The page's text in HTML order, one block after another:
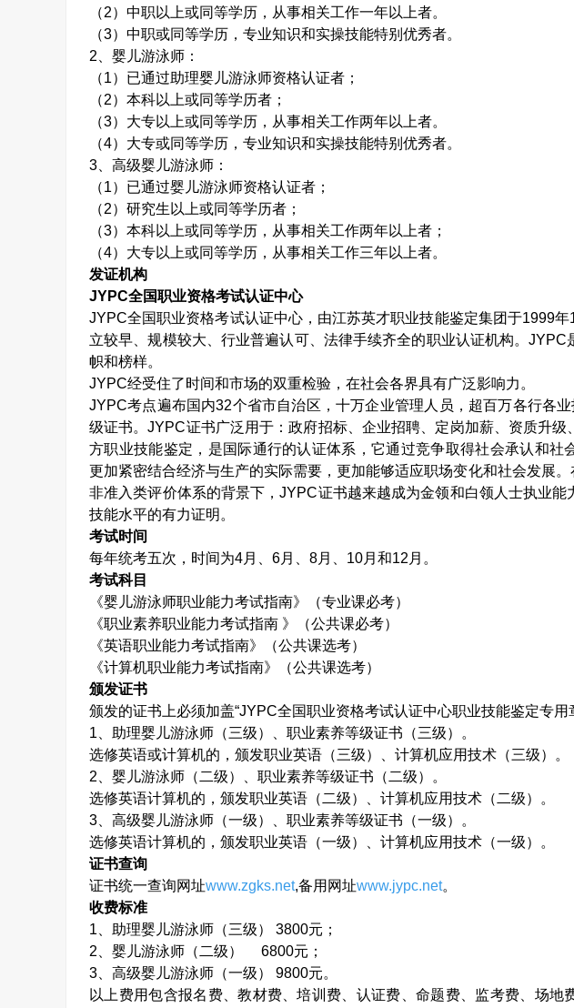
（2）中职以上或同等学历，从事相关工作一年以上者。
（3）中职或同等学历，专业知识和实操技能特别优秀者。
2 、婴儿游泳师：
（1）已通过助理婴儿游泳师资格认证者；
（2）本科以上或同等学历者；
（3）大专以上或同等学历，从事相关工作两年以上者。
（4）大专或同等学历，专业知识和实操技能特别优秀者。
3 、高级婴儿游泳师：
（1）已通过婴儿游泳师资格认证者；
（2）研究生以上或同等学历者；
（3）本科以上或同等学历，从事相关工作两年以上者；
（4）大专以上或同等学历，从事相关工作三年以上者。
发证机构
JYPC全国职业资格考试认证中心
JYPC全国职业资格考试认证中心，由江苏英才职业技能鉴定集团于1999年
立较早、规模较大、行业普遍认可、法律手续齐全的职业认证机构。JYPC
帜和榜样。
JYPC经受住了时间和市场的双重检验，在社会各界具有广泛影响力。
JYPC考点遍布国内32个省市自治区，十万企业管理人员，超百万各行各
级证书。JYPC证书广泛用于：政府招标、企业招聘、定岗加薪、资质升
方职业技能鉴定，是国际通行的认证体系，它通过竞争取得社会承认和社
更加紧密结合经济与生产的实际需要，更加能够适应职场变化和社会发展。
非准入类评价体系的背景下，JYPC证书越来越成为金领和白领人士执业
技能水平的有力证明。
考试时间
每年统考五次，时间为4月、 6月、 8月、 10月和12 月。
考试科目
《婴儿游泳师职业能力考试指南》（专业课必考）
《职业素养职业能力考试指南 》（公共课必考）
《英语职业能力考试指南》（公共课选考）
《计算机职业能力考试指南》（公共课选考）
颁发证书
颁发的证书上必须加盖“JYPC全国职业资格考试认证中心职业技能鉴定专用
1 、助理婴儿游泳师（三级）、职业素养等级证书（三级）。
选修英语或计算机的，颁发职业英语（三级）、计算机应用技术（三级）。
2 、婴儿游泳师（二级）、职业素养等级证书（二级）。
选修英语计算机的，颁发职业英语（二级）、计算机应用技术（二级）。
3 、高级婴儿游泳师（一级）、职业素养等级证书（一级）。
选修英语计算机的，颁发职业英语（一级）、计算机应用技术（一级）。
证书查询
证书统一查询网址www.zgks.net,备用网址www.jypc.net。
收费标准
1 、助理婴儿游泳师（三级） 3800元；
2 、婴儿游泳师（二级） 6800元；
3 、高级婴儿游泳师（一级） 9800元。
以上费用包含报名费、教材费、培训费、认证费、命题费、监考费、场地